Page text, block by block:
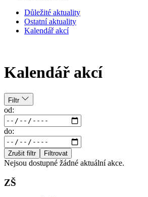
Důležité aktuality
Ostatní aktuality
Kalendář akcí
Kalendář akcí
Filtr
od:
do:
Zrušit filtr Filtrovat
Nejsou dostupné žádné aktuální akce.
ZŠ